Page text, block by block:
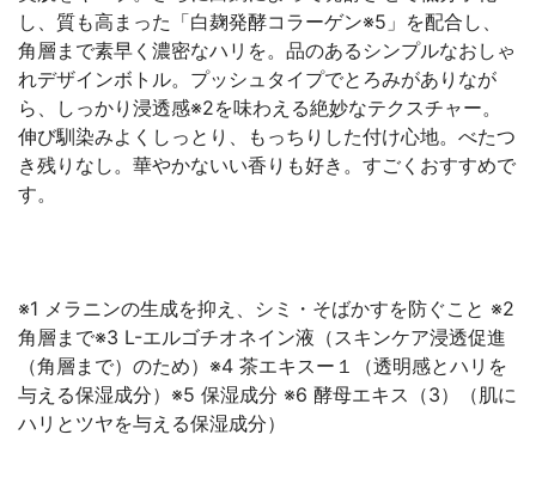
し、質も高まった「白麹発酵コラーゲン※5」を配合し、
角層まで素早く濃密なハリを。品のあるシンプルなおしゃ
れデザインボトル。プッシュタイプでとろみがありなが
ら、しっかり浸透感※2を味わえる絶妙なテクスチャー。
伸び馴染みよくしっとり、もっちりした付け心地。べたつ
き残りなし。華やかないい香りも好き。すごくおすすめで
す。
※1 メラニンの生成を抑え、シミ・そばかすを防ぐこと ※2
角層まで※3 L-エルゴチオネイン液（スキンケア浸透促進
（角層まで）のため）※4 茶エキスー１（透明感とハリを
与える保湿成分）※5 保湿成分 ※6 酵母エキス（3）（肌に
ハリとツヤを与える保湿成分）